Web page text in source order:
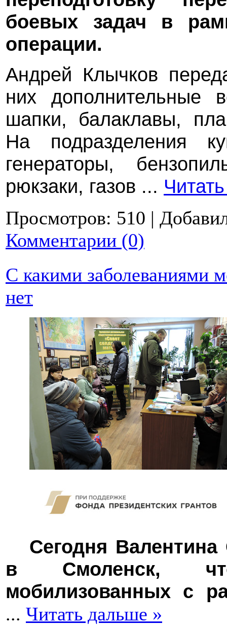
боевых задач в
операции.
Андрей Клычков
них дополнительные
шапки, балаклавы,
На подразделения
генераторы,
рюкзаки, газов ...
Просмотров: 510 |
Комментарии (0)
С какими заболеваниями
нет
Сегодня Валентина
в Смоленск,
мобилизованных с
... Читать дальше »